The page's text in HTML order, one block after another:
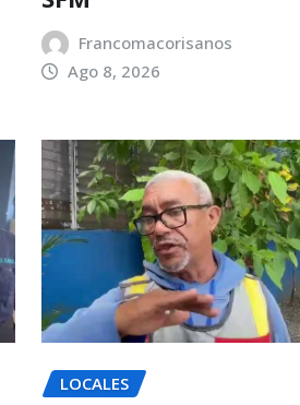
Francomacorisanos
Ago 8, 2026
LOCALES